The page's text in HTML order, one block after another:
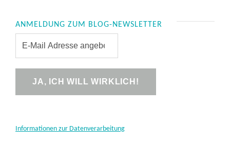
ANMELDUNG ZUM BLOG-NEWSLETTER
Informationen zur Datenverarbeitung